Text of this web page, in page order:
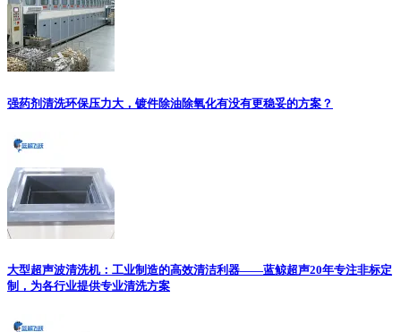
强药剂清洗环保压力大，镀件除油除氧化有没有更稳妥的方案？
大型超声波清洗机：工业制造的高效清洁利器——蓝鲸超声20年专注非标定
制，为各行业提供专业清洗方案